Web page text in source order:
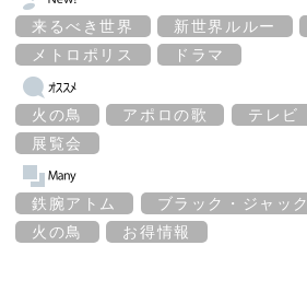
来るべき世界 新世界ルルー
メトロポリス
ドラマ
火の鳥 アポロの歌 テレビ
展覧会
鉄腕アトム ブラック・ジャック
火の鳥
お得情報